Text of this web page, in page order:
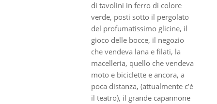
di tavolini in ferro di colore
verde, posti sotto il pergolato
del profumatissimo glicine, il
gioco delle bocce, il negozio
che vendeva lana e filati, la
macelleria, quello che vendeva
moto e biciclette e ancora, a
poca distanza, (attualmente c’è
il teatro), il grande capannone